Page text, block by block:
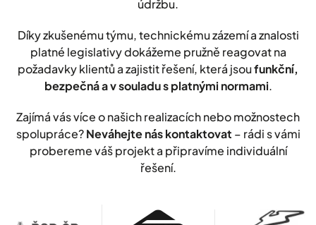
údržbu.
Díky zkušenému týmu, technickému zázemí a znalosti
platné legislativy dokážeme pružně reagovat na
požadavky klientů a zajistit řešení, která jsoufunkční,
bezpečná a v souladu s platnými normami.
Zajímá vás více o našich realizacích nebo možnostech
spolupráce?Neváhejte nás kontaktovat – rádi s vámi
probereme váš projekt a připravíme individuální
řešení.